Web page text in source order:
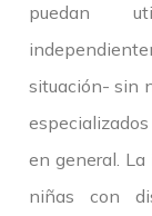
puedan
situación- sin
en general.
niñas con